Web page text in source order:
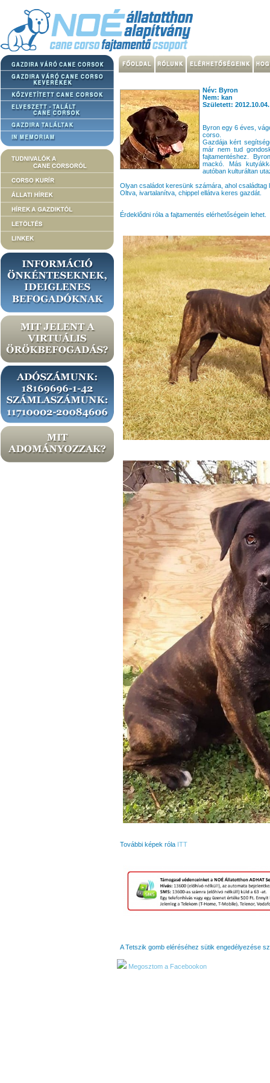
Név: Byron
Nem: kan
Született: 2012.10.04.
Byron egy 6 éves,
corso.
Gazdája kért
már nem tud
fajtamentéshez.
mackó. Más
autóban kulturáltan
Olyan családot keresünk számára, ahol családtag
Oltva, ivartalanítva, chippel ellátva keres gazdát.
Érdeklődni róla a fajtamentés elérhetőségein lehet.
További képek róla ITT
A Tetszik gomb eléréséhez sütik engedélyezése
Megosztom a Facebookon